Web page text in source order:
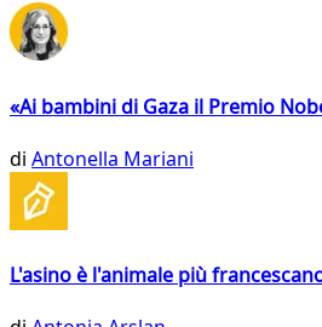
«Ai bambini di Gaza il Premio
di Antonella Mariani
L'asino è l'animale più